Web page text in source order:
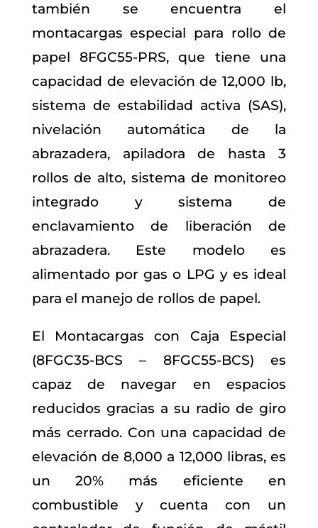
también se encuentra el
montacargas especial para rollo de
papel 8FGC55-PRS, que tiene una
capacidad de elevación de 12,000 lb,
sistema de estabilidad activa (SAS),
nivelación automática de la
abrazadera, apiladora de hasta 3
rollos de alto, sistema de monitoreo
integrado y sistema de
enclavamiento de liberación de
abrazadera. Este modelo es
alimentado por gas o LPG y es ideal
para el manejo de rollos de papel.
El Montacargas con Caja Especial
(8FGC35-BCS – 8FGC55-BCS) es
capaz de navegar en espacios
reducidos gracias a su radio de giro
más cerrado. Con una capacidad de
elevación de 8,000 a 12,000 libras, es
un 20% más eficiente en
combustible y cuenta con un